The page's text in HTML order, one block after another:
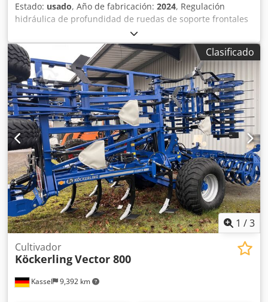
Estado: usado, Año de fabricación: 2024, Regulación
hidráulica de profundidad de ruedas de soporte frontales
Herkulesz Plus+ 2022 / Juego de rejas de doble muelle HM
tipo "pata de ganso" / Nivelador individual / Rodillo STS Ø
530 mm / Doble rastra trasera STS / Iluminación / Rastra
de 2/3 filas. Codpfx Ajt A Udtjhzeha
Clasificado
1 /3
Kassel 9,392 km
Cultivador
KöckerlingVector 800